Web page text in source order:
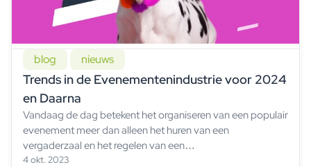
blog nieuws
Trends in de Evenementenindustrie voor 2024
en Daarna
Vandaag de dag betekent het organiseren van een populair
evenement meer dan alleen het huren van een
vergaderzaal en het regelen van een…
4 okt. 2023